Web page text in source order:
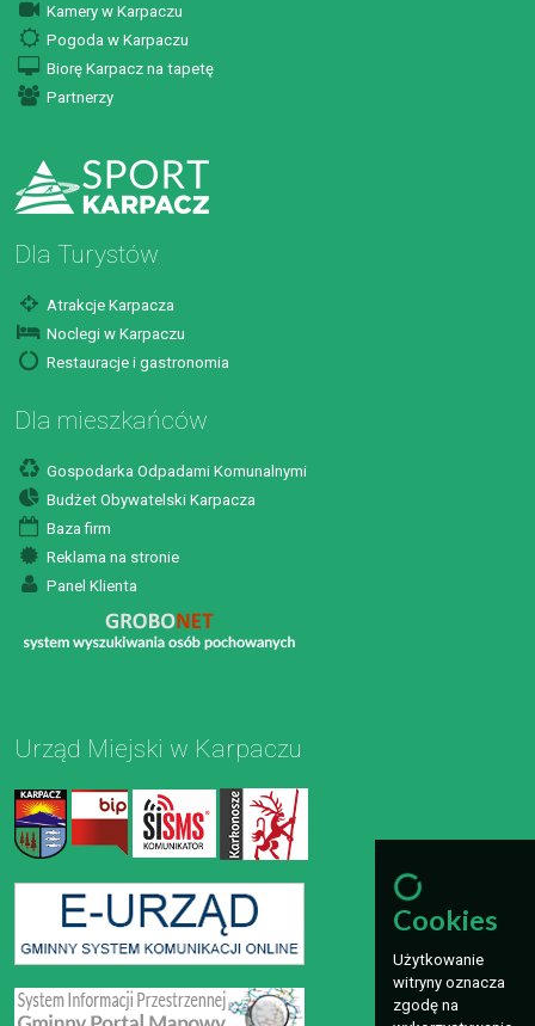
Kamery w Karpaczu
Pogoda w Karpaczu
Biorę Karpacz na tapetę
Partnerzy
Dla Turystów
Atrakcje Karpacza
Noclegi w Karpaczu
Restauracje i gastronomia
Dla mieszkańców
Gospodarka Odpadami Komunalnymi
Budżet Obywatelski Karpacza
Baza firm
Reklama na stronie
Panel Klienta
Urząd Miejski w Karpaczu
Cookies
Użytkowanie
witryny oznacza
zgodę na